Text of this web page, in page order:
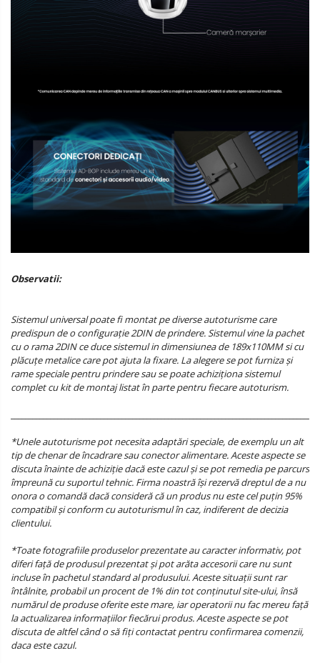
Observatii:
Sistemul universal poate fi montat pe diverse autoturisme care
predispun de o configurație 2DIN de prindere. Sistemul vine la pachet
cu o rama 2DIN ce duce sistemul in dimensiunea de 189x110MM si cu
plăcuțe metalice care pot ajuta la fixare. La alegere se pot furniza și
rame speciale pentru prindere sau se poate achiziționa sistemul
complet cu kit de montaj listat în parte pentru fiecare autoturism.
*Unele autoturisme pot necesita adaptări speciale, de exemplu un alt
tip de chenar de încadrare sau conector alimentare. Aceste aspecte se
discuta înainte de achiziție dacă este cazul și se pot remedia pe parcurs
împreună cu suportul tehnic. Firma noastră își rezervă dreptul de a nu
onora o comandă dacă consideră că un produs nu este cel puțin 95%
compatibil și conform cu autoturismul în caz, indiferent de decizia
clientului.
*Toate fotografiile produselor prezentate au caracter informativ, pot
diferi față de produsul prezentat și pot arăta accesorii care nu sunt
incluse în pachetul standard al produsului. Aceste situații sunt rar
întâlnite, probabil un procent de 1% din tot conținutul site-ului, însă
numărul de produse oferite este mare, iar operatorii nu fac mereu față
la actualizarea informațiilor fiecărui produs. Aceste aspecte se pot
discuta de altfel când o să fiți contactat pentru confirmarea comenzii,
daca este cazul.